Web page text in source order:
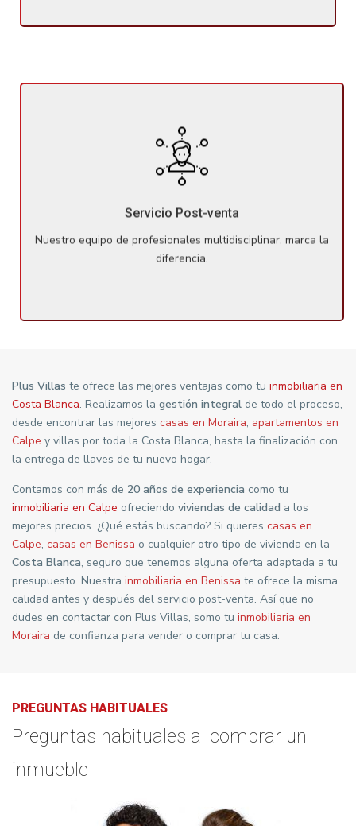
Servicio Post-venta
Nuestro equipo de profesionales multidisciplinar, marca la
diferencia.
Nuestro equipo de profesionales multidisciplinar, marca la
seguiremos tratándole con el mismo mimo en cualquier
Plus Villas te ofrece las mejores ventajas como tu inmobiliaria en
Costa Blanca. Realizamos la gestión integral de todo el proceso,
desde encontrar las mejores casas en Moraira, apartamentos en
Calpe y villas por toda la Costa Blanca, hasta la finalización con
la entrega de llaves de tu nuevo hogar.
Contamos con más de 20 años de experiencia como tu
inmobiliaria en Calpe ofreciendo viviendas de calidad a los
mejores precios. ¿Qué estás buscando? Si quieres casas en
Calpe, casas en Benissa o cualquier otro tipo de vivienda en la
Costa Blanca, seguro que tenemos alguna oferta adaptada a tu
presupuesto. Nuestra inmobiliaria en Benissa te ofrece la misma
calidad antes y después del servicio post-venta. Así que no
dudes en contactar con Plus Villas, somo tu inmobiliaria en
Moraira de confianza para vender o comprar tu casa.
PREGUNTAS HABITUALES
Preguntas habituales al comprar un
inmueble